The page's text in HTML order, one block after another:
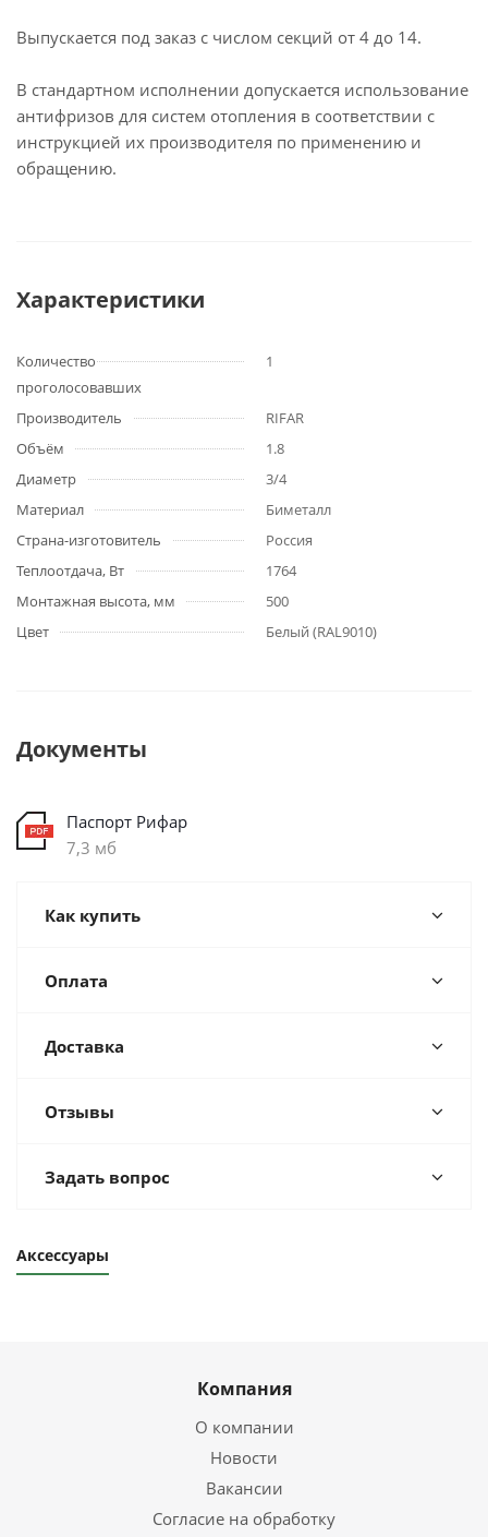
Выпускается под заказ с числом секций от 4 до 14.
В стандартном исполнении допускается использование
антифризов для систем отопления в соответствии с
инструкцией их производителя по применению и
обращению.
Характеристики
Количество
проголосовавших
1
Производитель
RIFAR
Объём
1.8
Диаметр
3/4
Материал
Биметалл
Страна-изготовитель
Россия
Теплоотдача, Вт
1764
Монтажная высота, мм
500
Цвет
Белый (RAL9010)
Документы
Паспорт Рифар
7,3 мб
Как купить
Оплата
Доставка
Отзывы
Задать вопрос
Аксессуары
Компания
О компании
Новости
Вакансии
Согласие на обработку